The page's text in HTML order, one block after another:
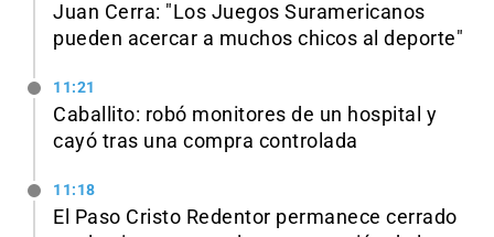
Juan Cerra: "Los Juegos Suramericanos
pueden acercar a muchos chicos al deporte"
11:21
Caballito: robó monitores de un hospital y
cayó tras una compra controlada
11:18
El Paso Cristo Redentor permanece cerrado